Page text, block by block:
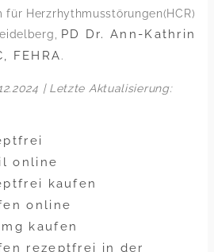
Herzrhythmusstörungen(HCR)
PD Dr. Ann-Kathrin
FEHRA.
| Letzte Aktualisierung:
online
kaufen
online
kaufen
rezeptfrei in der